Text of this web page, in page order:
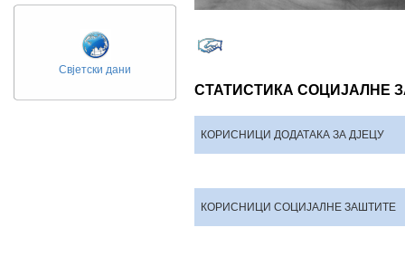
Свјетски дани
СТАТИСТИКА СОЦИЈАЛНЕ
КОРИСНИЦИ ДОДАТАКА ЗА ДЈЕЦУ
КОРИСНИЦИ СОЦИЈАЛНЕ ЗАШТИТЕ